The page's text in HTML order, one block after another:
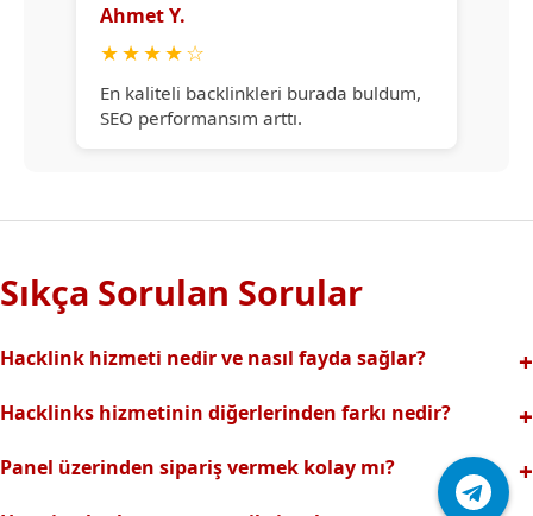
Ahmet Y.
★★★★☆
En kaliteli backlinkleri burada buldum,
SEO performansım arttı.
Sıkça Sorulan Sorular
Hacklink hizmeti nedir ve nasıl fayda sağlar?
backlinklerle sitenizin arama motorlarındaki
sıralamalarınız hızlıca yükselir.
Hacklinks hizmetinin diğerlerinden farkı nedir?
riski olmadan, en kaliteli ve etkili backlinkler sunuyoruz.
Profesyonel ekibimizle hızlı destek sağlanır.Ayrıca Daha
Panel üzerinden sipariş vermek kolay mı?
Hacklinks paneli kullanıcı dostu arayüzüyle kolayca sipariş